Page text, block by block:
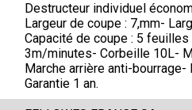
Destructeur individuel
Largeur de coupe : 7,mm-
Capacité de coupe : 5
3m/minutes- Corbeille 10L-
Marche arrière anti-bourrage-
Garantie 1 an.